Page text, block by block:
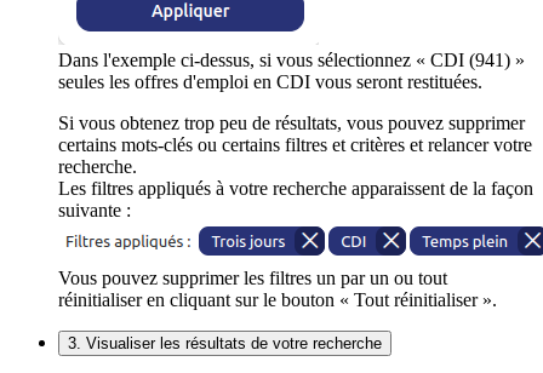
Dans l'exemple ci-dessus, si vous sélectionnez « CDI (941) »
seules les offres d'emploi en CDI vous seront restituées.
Si vous obtenez trop peu de résultats, vous pouvez supprimer
certains mots-clés ou certains filtres et critères et relancer votre
recherche.
Les filtres appliqués à votre recherche apparaissent de la façon
suivante :
Vous pouvez supprimer les filtres un par un ou tout
réinitialiser en cliquant sur le bouton « Tout réinitialiser ».
3. Visualiser les résultats de votre recherche